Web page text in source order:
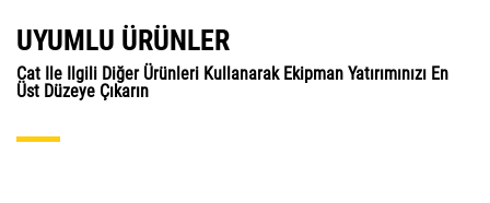
UYUMLU ÜRÜNLER
Cat Ile Ilgili Diğer Ürünleri Kullanarak Ekipman Yatırımınızı En
Üst Düzeye Çıkarın